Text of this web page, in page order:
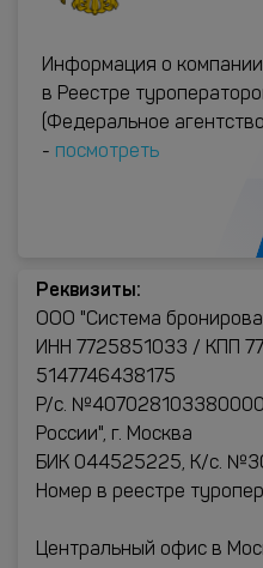
Информация о
в Реестре
(Федеральное
- посмотреть
Реквизиты:
ООО "Система
ИНН 7725851033 / КПП
5147746438175
Р/с.
России", г. Москва
БИК 044525225, К/с.
Номер в реестре
Центральный офис в